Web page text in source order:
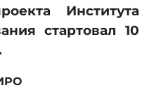
Института
стартовал 10